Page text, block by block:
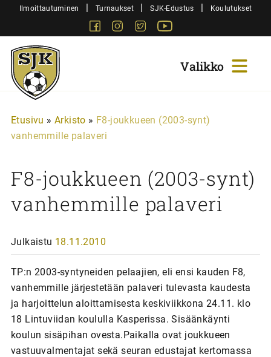
SiirryIlmoittautuminen | Turnaukset | SJK-Edustus | Koulutukset
FacebookInstagram
Twitter
Sjk-
Juniorit
Etusivu » Arkisto » F8-joukkueen (2003-synt)
vanhemmille palaveri
F8-joukkueen (2003-synt)
vanhemmille palaveri
Julkaistu 18.11.2010
TP:n 2003-syntyneiden pelaajien, eli ensi kauden F8,
vanhemmille järjestetään palaveri tulevasta kaudesta
ja harjoittelun aloittamisesta keskiviikkona 24.11. klo
18 Lintuviidan koululla Kasperissa. Sisäänkäynti
koulun sisäpihan ovesta.Paikalla ovat joukkueen
vastuuvalmentajat sekä seuran edustajat kertomassa